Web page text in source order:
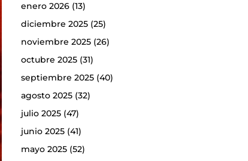
enero 2026(13)
diciembre 2025(25)
noviembre 2025(26)
octubre 2025(31)
septiembre 2025(40)
agosto 2025(32)
julio 2025(47)
junio 2025(41)
mayo 2025(52)